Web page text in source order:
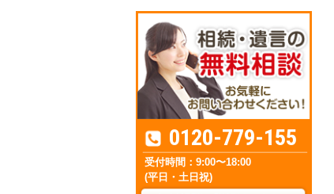
0120-779-155
受付時間：9:00〜18:00
(平日・土日祝)